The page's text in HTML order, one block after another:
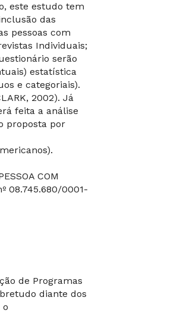
este estudo tem
das
pessoas com
Individuais;
serão
estatística
e categoriais).
2002). Já
feita a análise
proposta por
COM
08.745.680/0001-
de Programas
diante dos
o